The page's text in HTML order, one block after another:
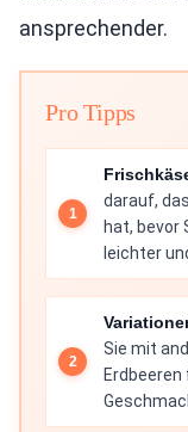
ansprechender.
Pro Tipps
darauf,
hat, bevor
leichter
Sie mit